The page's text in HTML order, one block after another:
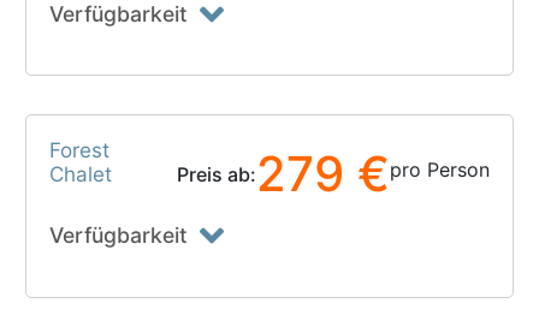
Verfügbarkeit
Forest
Chalet
Preis ab:279 €pro Person
Verfügbarkeit